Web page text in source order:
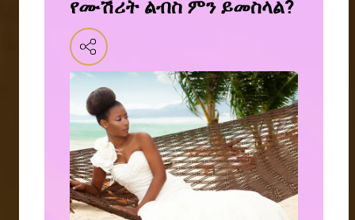
የሙሽሪት ልብስ ምን ይመስላል?